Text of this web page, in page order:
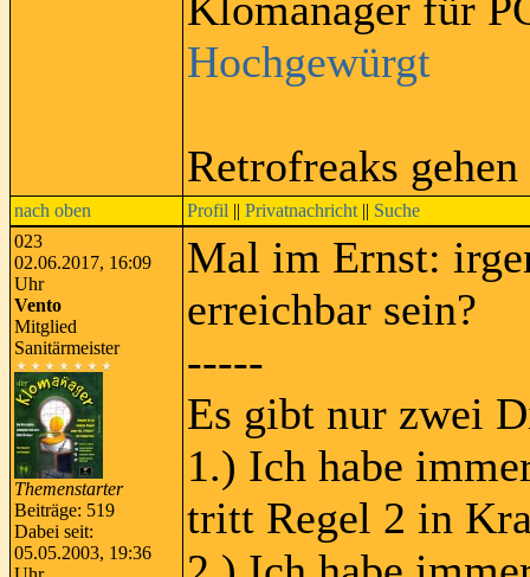
Hochgewürgt
Retrofreaks
nach oben Profil || Privatnachricht || Suche
023
02.06.2017, 16:09
Uhr
Vento
Mitglied
Sanitärmeister
Themenstarter
Beiträge: 519
Dabei seit:
05.05.2003, 19:36
Mal im Ernst:
erreichbar sein?
-----
Es gibt nur zwei
1.) Ich habe
tritt Regel 2 in